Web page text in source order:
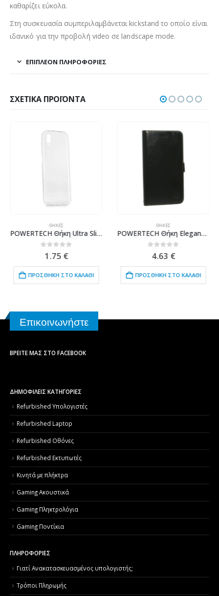
καθαρίζει εύκολα.
Στη συσκευασία συμπεριλαμβάνεται kickstand το οποίο είναι
ιδανικό για την προβολή video σε landscape mode.
ΕΠΙΠΛΈΟΝ ΠΛΗΡΟΦΟΡΊΕΣ
ΣΧΕΤΙΚΆ ΠΡΟΪΌΝΤΑ
ΘΉΚΕΣ
POWERTECH Θήκη Ultra Slim MOB-1310 για Xiaomi Mi 9 SE, διάφανη
out of 5
1.75 €
ΠΡΟΣΘΉΚΗ ΣΤΟ ΚΑΛΆΘΙ
ΘΉΚΕΣ
POWERTECH Θήκη Elegance Leather για Leagoo M8/M8 Pro, Black
out of 5
4.63 €
ΠΡΟΣΘΉΚΗ ΣΤΟ ΚΑΛΆΘΙ
Επικοινωνήστε
ΒΡΕΊΤΕ ΜΑΣ ΣΤΟ FACEBOOK
ΔΗΜΟΦΙΛΕΙΣ ΚΑΤΗΓΟΡΙΕΣ
Refurbished Υπολογιστές
Refurbished Laptop
Refurbished Οθόνες
Refurbished Εκτυπωτές
Κινητά με πλήκτρα
Gaming Ακουστικά
Gaming Πληκτρολόγια
Gaming Ποντίκια
ΠΛΗΡΟΦΟΡΙΕΣ
Γιατί Aνακατασκευασμένος υπολογιστής;
Τρόποι Πληρωμής